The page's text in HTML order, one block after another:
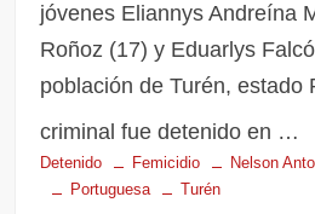
jóvenes Eliannys Andreína
Roñoz (17) y Eduarlys
población de Turén, estado
criminal fue detenido en …
Detenido Femicidio
Nelson
Portuguesa
Turén